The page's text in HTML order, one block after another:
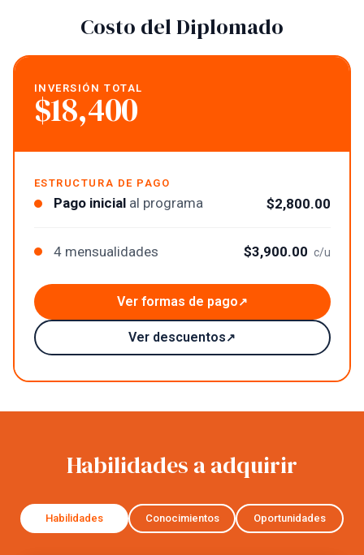
Costo del Diplomado
INVERSIÓN TOTAL
$18,400
ESTRUCTURA DE PAGO
Pago inicialal programa $2,800.00
4 mensualidades $3,900.00 c/u
Ver formas de pago↗
Ver descuentos↗
Habilidades a adquirir
Habilidades Conocimientos Oportunidades